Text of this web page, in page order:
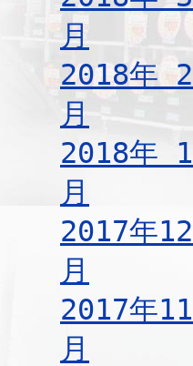
月
2018年 2
月
2018年 1
月
2017年12
月
2017年11
月